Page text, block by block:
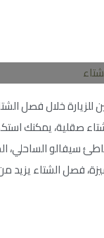
للزيارة خلال فصل
صقلية، يمكنك
سيفالو الساحلي،
فصل الشتاء